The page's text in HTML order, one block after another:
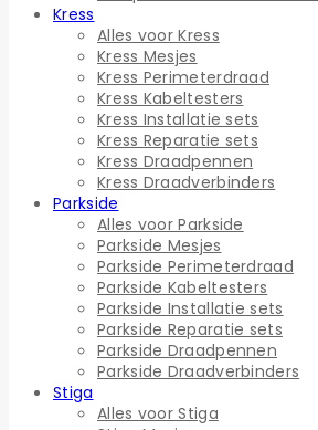
Kress
Alles voor Kress
Kress Mesjes
Kress Perimeterdraad
Kress Kabeltesters
Kress Installatie sets
Kress Reparatie sets
Kress Draadpennen
Kress Draadverbinders
Parkside
Alles voor Parkside
Parkside Mesjes
Parkside Perimeterdraad
Parkside Kabeltesters
Parkside Installatie sets
Parkside Reparatie sets
Parkside Draadpennen
Parkside Draadverbinders
Stiga
Alles voor Stiga